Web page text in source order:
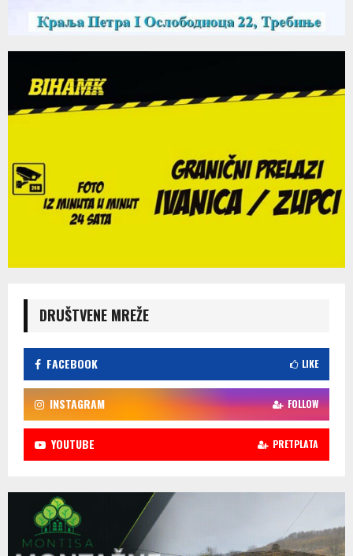
DRUŠTVENE MREŽE
FACEBOOK LIKE
INSTAGRAM FOLLOW
YOUTUBE PRETPLATA